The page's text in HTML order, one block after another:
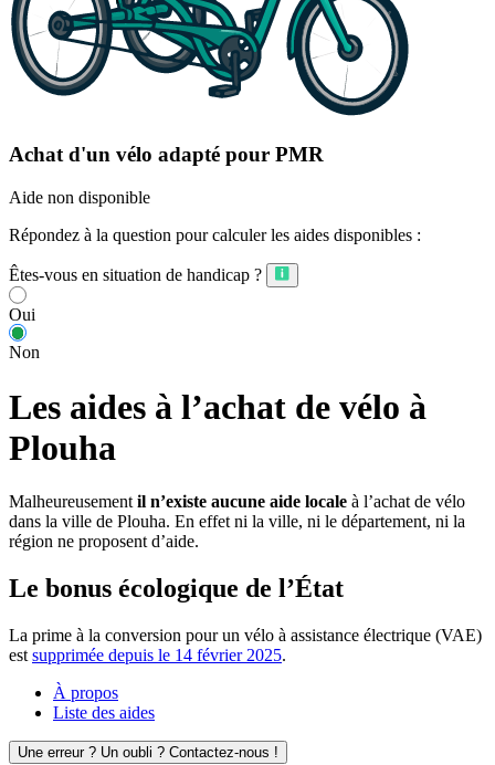
Achat d'un vélo adapté pour PMR
Aide non disponible
Répondez à la question pour calculer les aides disponibles :
Êtes-vous en situation de handicap ?
Oui
Non
Les aides à l’achat de vélo à
Plouha
Malheureusement il n’existe aucune aide locale à l’achat de vélo
dans la ville de Plouha. En effet ni la ville, ni le département, ni la
région ne proposent d’aide.
Le bonus écologique de l’État
La prime à la conversion pour un vélo à assistance électrique (VAE)
est supprimée depuis le 14 février 2025.
À propos
Liste des aides
Une erreur ? Un oubli ? Contactez-nous !